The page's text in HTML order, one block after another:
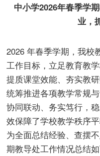
中小学2026年春季学
业，
2026 年春季学期，我校
工作目标，立足教育教
提质课堂效能、夯实教
统筹推进各项教学常规
协同联动、务实笃行，
效保障了学校教学秩序
为全面总结经验、查摆
期教导处工作情况总结如